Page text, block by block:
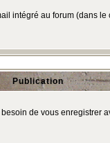
intégré au forum (dans
Publication
de vous